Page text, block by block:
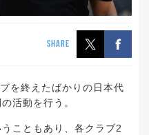
SHARE
を終えたばかりの日本代
活動を行う。
こともあり、各クラブ2